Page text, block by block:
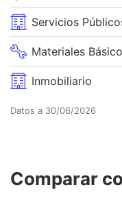
Servicios
Materiales
Inmobiliario
Datos a 30/06/2026
Comparar